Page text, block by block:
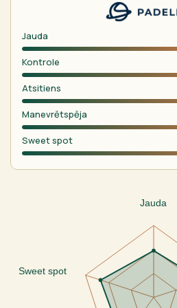
Jauda
Kontrole
Atsitiens
Manevrētspēja
Sweet spot
Jauda
Sweet spot